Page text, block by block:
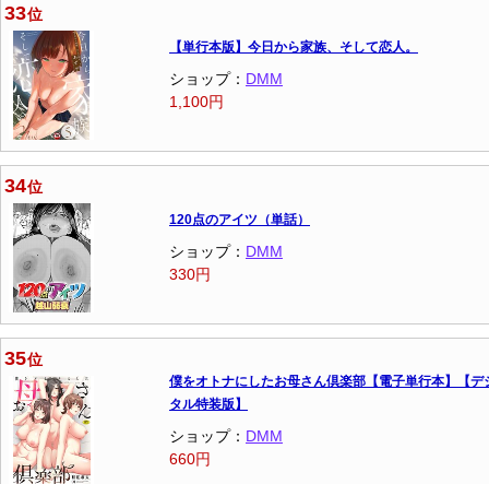
33位
【単行本版】今日から家族、そして恋人。
ショップ： DMM
1,100円
34位
120点のアイツ（単話）
ショップ： DMM
330円
35位
僕をオトナにしたお母さん倶楽部【電子単行本】【デ
タル特装版】
ショップ： DMM
660円